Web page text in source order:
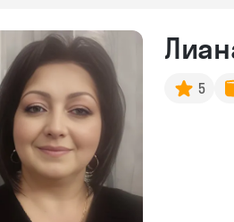
5